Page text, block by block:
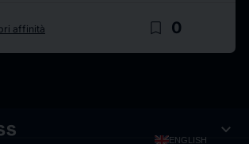
affinità bookmark_border 0
ENGLISH expand_more